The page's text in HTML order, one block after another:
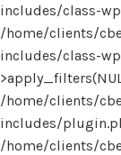
includes/class-
/home/clients/
includes/class-
/home/clients/
includes/
/home/clients/